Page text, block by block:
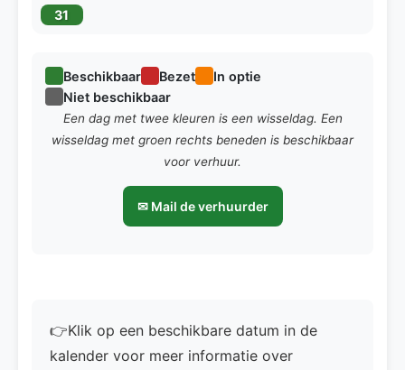
31
Beschikbaar Bezet
In optie
Niet beschikbaar
Een dag met twee kleuren is een wisseldag. Een
wisseldag met groen rechts beneden is beschikbaar
voor verhuur.
✉ Mail de verhuurder
👉Klik op een beschikbare datum in de
kalender voor meer informatie over